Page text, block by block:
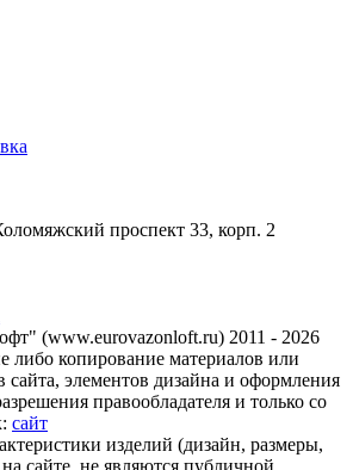
проспект 33, корп. 2
(www.eurovazonloft.ru) 2011 - 2026
либо копирование материалов или
сайта, элементов дизайна и оформления
правообладателя и только со
сайт
изделий (дизайн, размеры,